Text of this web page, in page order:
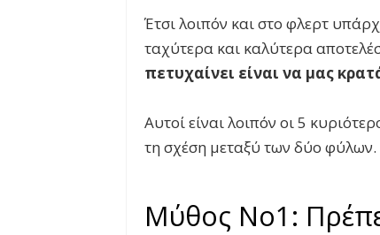
Έτσι λοιπόν και στο φλερτ
ταχύτερα και καλύτερα
πετυχαίνει είναι να μας
Αυτοί είναι λοιπόν οι 5
τη σχέση μεταξύ των δύο φύλων.
Μύθος Νο1: